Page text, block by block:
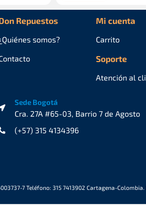
Repuestos
somos?
Mi cuenta
Carrito
Soporte
Atención al
Sede Bogotá
Cra. 27A #65-03, Barrio 7 de Agosto
(+57) 315 4134396
7 Teléfono: 315 7413902 Cartagena-